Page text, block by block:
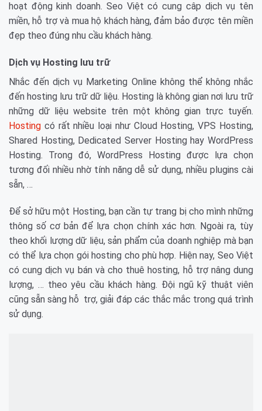
hoạt động kinh doanh. Seo Việt có cung câp dịch vụ tên
miền, hỗ trợ và mua hộ khách hàng, đảm bảo được tên miền
đẹp theo đúng nhu cầu khách hàng.
Dịch vụ Hosting lưu trữ
Nhắc đến dịch vụ Marketing Online không thể không nhắc
đến hosting lưu trữ dữ liệu. Hosting là không gian nơi lưu trữ
những dữ liệu website trên một không gian trực tuyến.
Hosting có rất nhiều loại như Cloud Hosting, VPS Hosting,
Shared Hosting, Dedicated Server Hosting hay WordPress
Hosting. Trong đó, WordPress Hosting được lựa chọn
tương đối nhiều nhờ tính năng dễ sử dụng, nhiều plugins cài
sẵn, …
Để sở hữu một Hosting, bạn cần tự trang bị cho mình những
thông số cơ bản để lựa chọn chính xác hơn. Ngoài ra, tùy
theo khối lượng dữ liệu, sản phẩm của doanh nghiệp mà bạn
có thể lựa chọn gói hosting cho phù hợp. Hiện nay, Seo Việt
có cung dịch vụ bán và cho thuê hosting, hỗ trợ nâng dung
lượng, … theo yêu cầu khách hàng. Đội ngũ kỹ thuật viên
cũng sẵn sàng hỗ trợ, giải đáp các thắc mắc trong quá trình
sử dụng.